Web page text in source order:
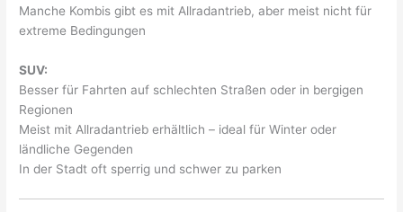
Manche Kombis gibt es mit Allradantrieb, aber meist nicht für
extreme Bedingungen
SUV:
Besser für Fahrten auf schlechten Straßen oder in bergigen
Regionen
Meist mit Allradantrieb erhältlich – ideal für Winter oder
ländliche Gegenden
In der Stadt oft sperrig und schwer zu parken